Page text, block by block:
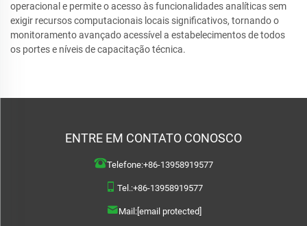
operacional e permite o acesso às funcionalidades analíticas sem
exigir recursos computacionais locais significativos, tornando o
monitoramento avançado acessível a estabelecimentos de todos
os portes e níveis de capacitação técnica.
ENTRE EM CONTATO CONOSCO
Telefone:+86-13958919577
Tel.:+86-13958919577
Mail:[email protected]